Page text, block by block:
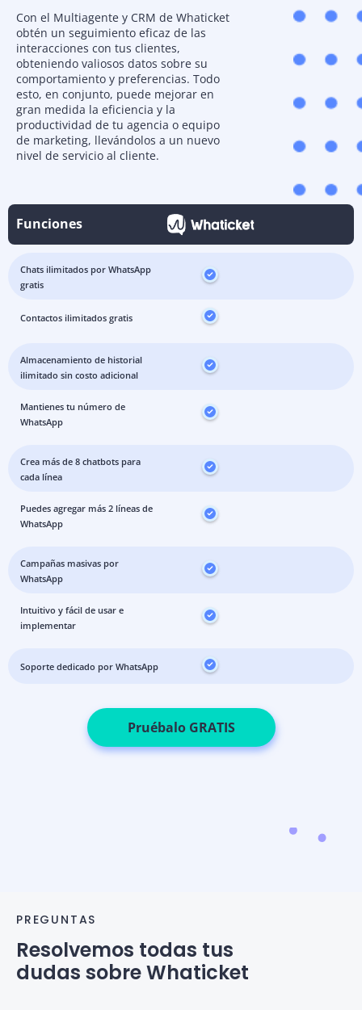
Con el Multiagente y CRM de Whaticket
obtén un seguimiento eficaz de las
interacciones con tus clientes,
obteniendo valiosos datos sobre su
comportamiento y preferencias. Todo
esto, en conjunto, puede mejorar en
gran medida la eficiencia y la
productividad de tu agencia o equipo
de marketing, llevándolos a un nuevo
nivel de servicio al cliente.
Funciones
Chats ilimitados por WhatsApp
gratis
Contactos ilimitados gratis
Almacenamiento de historial
ilimitado sin costo adicional
Mantienes tu número de
WhatsApp
Crea más de 8 chatbots para
cada línea
Puedes agregar más 2 líneas de
WhatsApp
Campañas masivas por
WhatsApp
Intuitivo y fácil de usar e
implementar
Soporte dedicado por WhatsApp
Pruébalo GRATIS
PREGUNTAS
Resolvemos todas tus
dudas sobre Whaticket